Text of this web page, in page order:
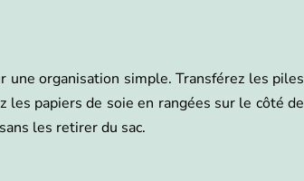
une organisation simple. Transférez les piles
les papiers de soie en rangées sur le côté de
les retirer du sac.